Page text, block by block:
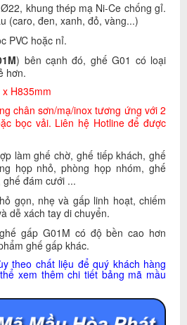
khung thép mạ Ni-Ce chống gỉ.
(caro, đen, xanh, đỏ, vàng...)
PVC hoặc nỉ.
) bên cạnh đó, ghế G01 có loại
hơn.
H835mm
chân sơn/mạ/inox tương ứng với 2
bọc vải. Liên hệ Hotline để được
làm ghế chờ, ghế tiếp khách, ghế
họp nhỏ, phòng họp nhóm, ghế
đám cưới ...
gọn, nhẹ và gấp linh hoạt, chiếm
dễ xách tay di chuyển.
gấp G01M có độ bền cao hơn
ghế gấp khác.
theo chất liệu để quý khách hàng
xem thêm chi tiết bảng mã mầu